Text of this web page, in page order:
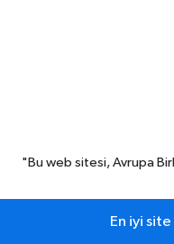
"Bu web sitesi, Avrupa
En iyi